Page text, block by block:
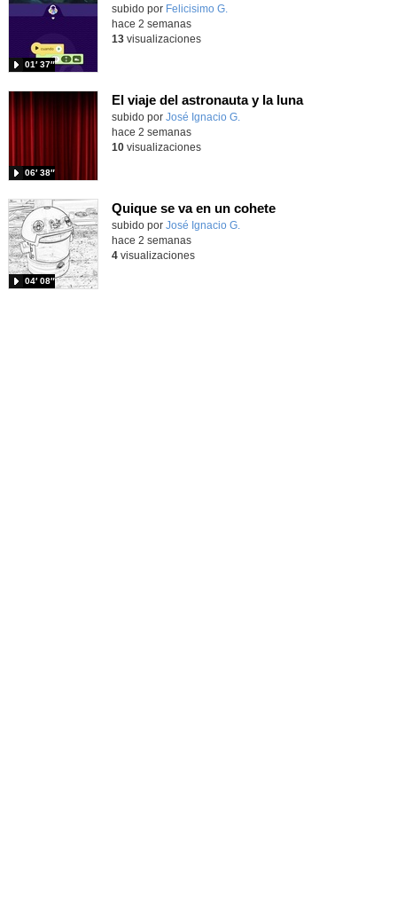
Contenido educativo.
subido por Felicisimo G.
01′ 37″
hace 2 semanas
13visualizaciones
El viaje del astronauta y la luna
Contenido educativo.
subido por José Ignacio G.
06′ 38″
hace 2 semanas
10visualizaciones
Quique se va en un cohete
Contenido educativo.
subido por José Ignacio G.
04′ 08″
hace 2 semanas
4visualizaciones